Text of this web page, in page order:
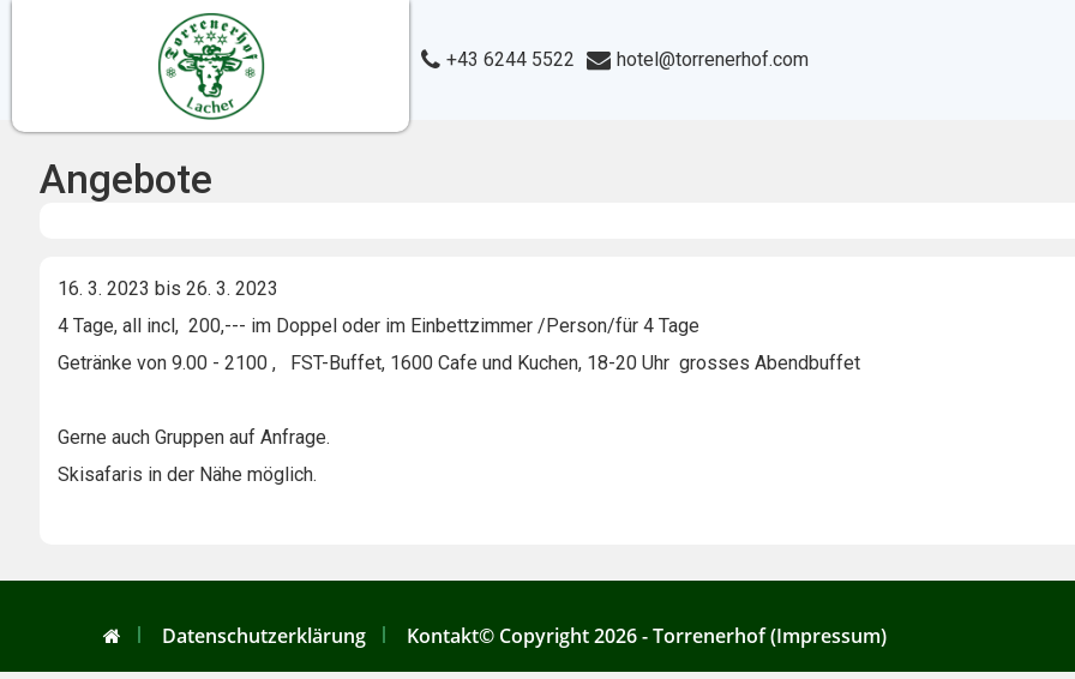
+43 6244 5522 hotel@torrenerhof.com
Angebote
16. 3. 2023 bis 26. 3. 2023
4 Tage, all incl, 200,--- im Doppel oder im Einbettzimmer /Person/für 4 Tage
Getränke von 9.00 - 2100 , FST-Buffet, 1600 Cafe und Kuchen, 18-20 Uhr grosses Abendbuffet
Gerne auch Gruppen auf Anfrage.
Skisafaris in der Nähe möglich.
Datenschutzerklärung Kontakt© Copyright 2026 - Torrenerhof (Impressum)